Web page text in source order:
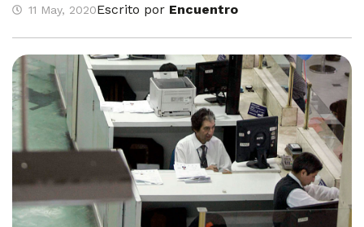
11 May, 2020Escrito por Encuentro